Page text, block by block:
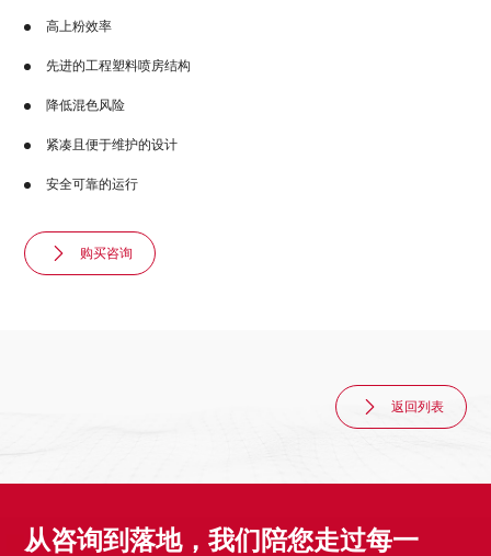
高上粉效率
先进的工程塑料喷房结构
降低混色风险
紧凑且便于维护的设计
安全可靠的运行
购买咨询
返回列表
从咨询到落地，我们陪您走过每一